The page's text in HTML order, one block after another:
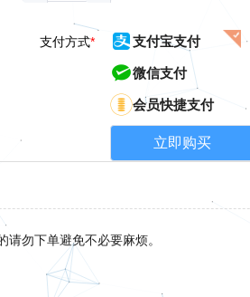
支付方式* 支付宝支付
微信支付
会员快捷支付
立即购买
勿下单避免不必要麻烦。